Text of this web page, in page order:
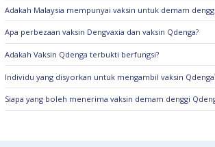
Adakah Malaysia mempunyai vaksin untuk demam
Apa perbezaan vaksin Dengvaxia dan vaksin Qdenga?
Adakah Vaksin Qdenga terbukti berfungsi?
Individu yang disyorkan untuk mengambil vaksin
Siapa yang boleh menerima vaksin demam denggi